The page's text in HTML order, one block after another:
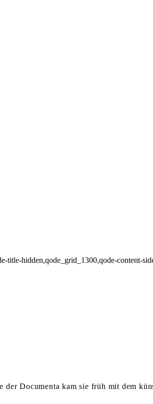
hidden,qode_grid_1300,qode-content-
Documenta kam sie früh mit dem